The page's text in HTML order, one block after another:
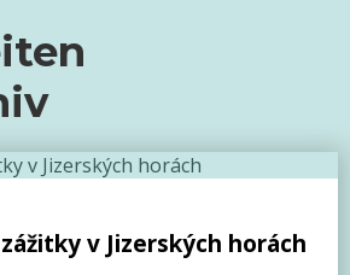
v Jizerských horách